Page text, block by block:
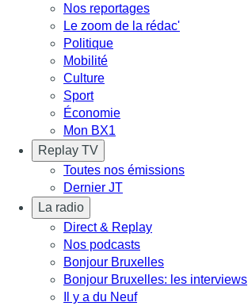
Nos reportages
Le zoom de la rédac'
Politique
Mobilité
Culture
Sport
Économie
Mon BX1
Replay TV
Toutes nos émissions
Dernier JT
La radio
Direct & Replay
Nos podcasts
Bonjour Bruxelles
Bonjour Bruxelles: les interviews
Il y a du Neuf